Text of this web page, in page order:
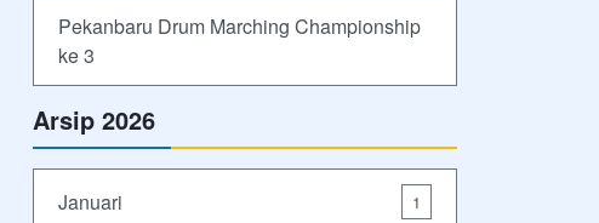
Pekanbaru Drum Marching Championship
ke 3
Arsip 2026
Januari 1